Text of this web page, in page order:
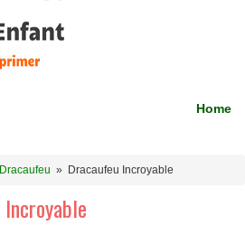
Home
Dracaufeu » Dracaufeu Incroyable